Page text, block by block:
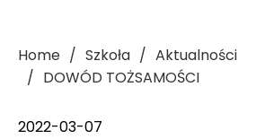
Home Szkoła
Aktualności
DOWÓD TOŻSAMOŚCI
2022-03-07